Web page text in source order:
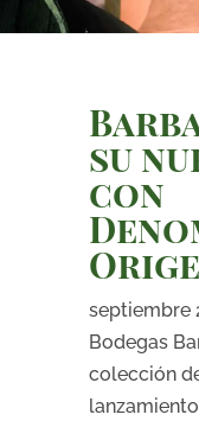
su
con
septiembre
Bodegas
colección